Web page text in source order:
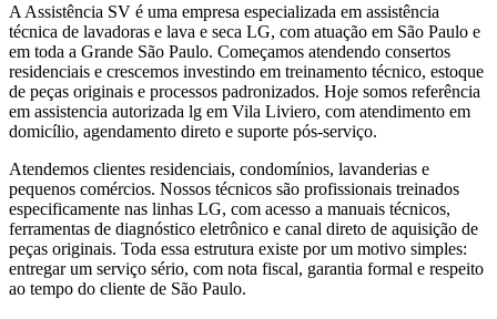
A Assistência SV é uma empresa especializada em assistência
técnica de lavadoras e lava e seca LG, com atuação em São Paulo e
em toda a Grande São Paulo. Começamos atendendo consertos
residenciais e crescemos investindo em treinamento técnico, estoque
de peças originais e processos padronizados. Hoje somos referência
em assistencia autorizada lg em Vila Liviero, com atendimento em
domicílio, agendamento direto e suporte pós-serviço.
Atendemos clientes residenciais, condomínios, lavanderias e
pequenos comércios. Nossos técnicos são profissionais treinados
especificamente nas linhas LG, com acesso a manuais técnicos,
ferramentas de diagnóstico eletrônico e canal direto de aquisição de
peças originais. Toda essa estrutura existe por um motivo simples:
entregar um serviço sério, com nota fiscal, garantia formal e respeito
ao tempo do cliente de São Paulo.